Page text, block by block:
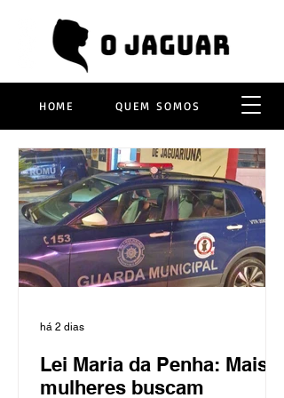
HOME QUEM SOMOS
Lei Maria da Penha: Mais
mulheres buscam
há 2 dias